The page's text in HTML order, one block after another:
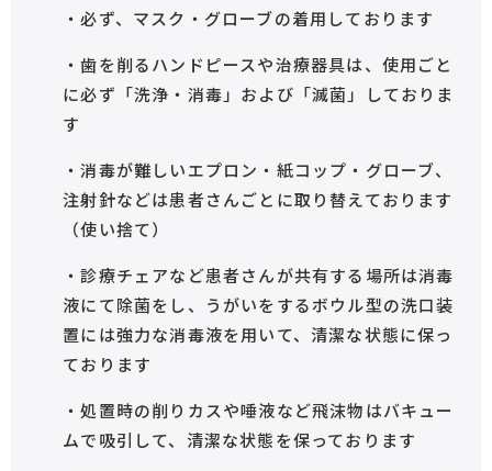
・必ず、マスク・グローブの着用しております
・歯を削るハンドピースや治療器具は、使用ごと
に必ず「洗浄・消毒」および「滅菌」しておりま
す
・消毒が難しいエプロン・紙コップ・グローブ、
注射針などは患者さんごとに取り替えております
（使い捨て）
・診療チェアなど患者さんが共有する場所は消毒
液にて除菌をし、うがいをするボウル型の洗口装
置には強力な消毒液を用いて、清潔な状態に保っ
ております
・処置時の削りカスや唾液など飛沫物はバキュー
ムで吸引して、清潔な状態を保っております